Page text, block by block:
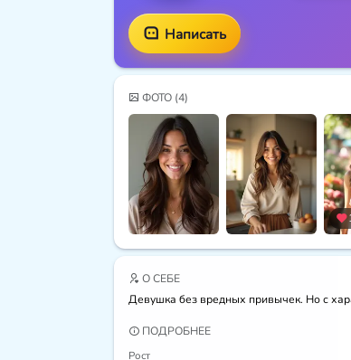
Написать
ФОТО (4)
О СЕБЕ
Девушка без вредных привычек. Но с
ПОДРОБНЕЕ
Рост